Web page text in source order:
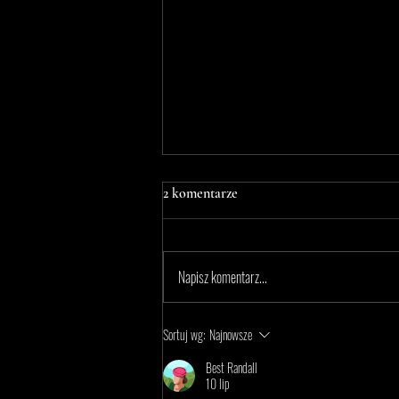
Siódma edycja festiwalu
Zamojskie Winogranie 2026
2 komentarze
Napisz komentarz...
Sortuj wg: Najnowsze
Best Randall
10 lip